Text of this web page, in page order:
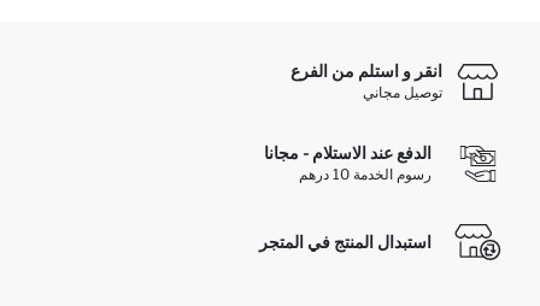
انقر و استلم من الفرع
توصيل مجاني
الدفع عند الاستلام - مجانا
رسوم الخدمة 10 درهم
استبدال المنتج في المتجر